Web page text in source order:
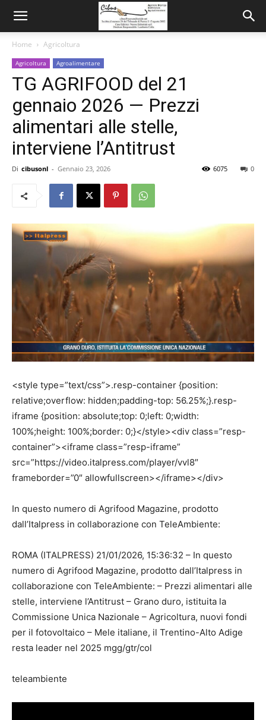
Home Agricoltura
Agricoltura Agroalimentare
TG AGRIFOOD del 21
gennaio 2026 — Prezzi
alimentari alle stelle,
interviene l’Antitrust
Di cibusonl - Gennaio 23, 2026 0
6075
<style type=”text/css”>.resp-container {position:
relative;overflow: hidden;padding-top: 56.25%;}.resp-
iframe {position: absolute;top: 0;left: 0;width:
100%;height: 100%;border: 0;}</style><div class=”resp-
container”><iframe class=”resp-iframe”
src=”https://video.italpress.com/player/vvl8″
frameborder=”0″ allowfullscreen></iframe></div>
In questo numero di Agrifood Magazine, prodotto
dall’Italpress in collaborazione con TeleAmbiente:
ROMA (ITALPRESS) 21/01/2026, 15:36:32 – In questo
numero di Agrifood Magazine, prodotto dall’Italpress in
collaborazione con TeleAmbiente: – Prezzi alimentari alle
stelle, interviene l’Antitrust – Grano duro, istituita la
Commissione Unica Nazionale – Agricoltura, nuovi fondi
per il fotovoltaico – Mele italiane, il Trentino-Alto Adige
resta leader nel 2025 mgg/gtr/col
teleambiente